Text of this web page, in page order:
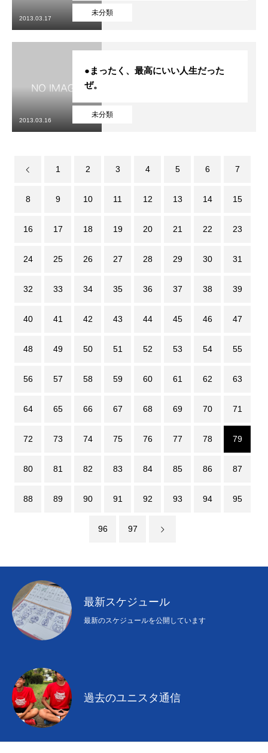
未分類
2013.03.17
未分類
●まったく、最高にいい人生だった
ぜ。
2013.03.16
1 2 3 4 5 6 7
8 9 10 11 12 13 14 15
16 17 18 19 20 21 22 23
24 25 26 27 28 29 30 31
32 33 34 35 36 37 38 39
40 41 42 43 44 45 46 47
48 49 50 51 52 53 54 55
56 57 58 59 60 61 62 63
64 65 66 67 68 69 70 71
72 73 74 75 76 77 78 79
80 81 82 83 84 85 86 87
88 89 90 91 92 93 94 95
96 97
最新スケジュール
最新のスケジュールを公開しています
過去のユニスタ通信